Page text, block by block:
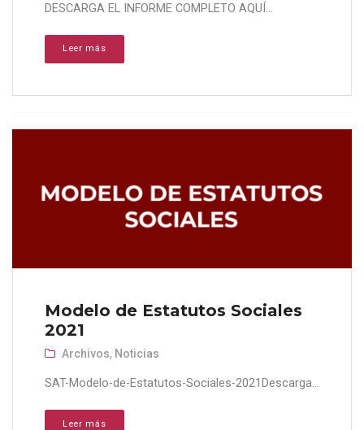
DESCARGA EL INFORME COMPLETO AQUÍ...
Leer más
Modelo de Estatutos Sociales
2021
Archivos, Noticias
SAT-Modelo-de-Estatutos-Sociales-2021Descarga...
Leer más